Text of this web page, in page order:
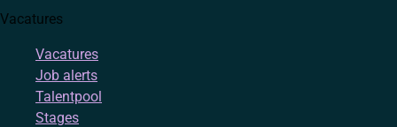
Vacatures
Vacatures
Job alerts
Talentpool
Stages